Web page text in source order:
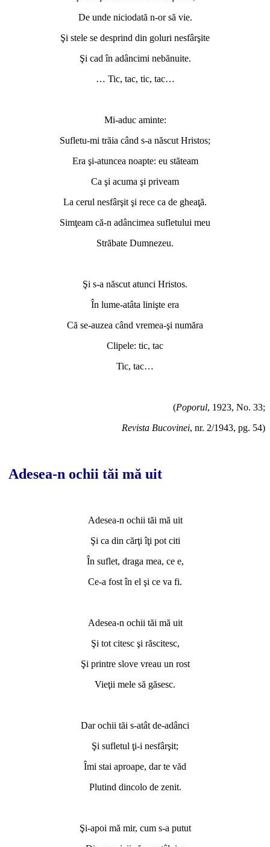
De unde niciodată n-or să vie.
Şi stele se desprind din goluri nesfârşite
Şi cad în adâncimi nebănuite.
… Tic, tac, tic, tac…
Mi-aduc aminte:
Sufletu-mi trăia când s-a născut Hristos;
Era şi-atuncea noapte: eu stăteam
Ca şi acuma şi priveam
La cerul nesfârşit şi rece ca de gheaţă.
Simţeam că-n adâncimea sufletului meu
Străbate Dumnezeu.
Şi s-a născut atunci Hristos.
În lume-atâta linişte era
Că se-auzea când vremea-şi număra
Clipele: tic, tac
Tic, tac…
(Poporul, 1923, No. 33;
Revista Bucovinei, nr. 2/1943, pg. 54)
Adesea-n ochii tăi mă uit
Adesea-n ochii tăi mă uit
Şi ca din cărţi îţi pot citi
În suflet, draga mea, ce e,
Ce-a fost în el şi ce va fi.
Adesea-n ochii tăi mă uit
Şi tot citesc şi răscitesc,
Şi printre slove vreau un rost
Vieţii mele să găsesc.
Dar ochii tăi s-atât de-adânci
Şi sufletul ţi-i nesfârşit;
Îmi stai aproape, dar te văd
Plutind dincolo de zenit.
Şi-apoi mă mir, cum s-a putut